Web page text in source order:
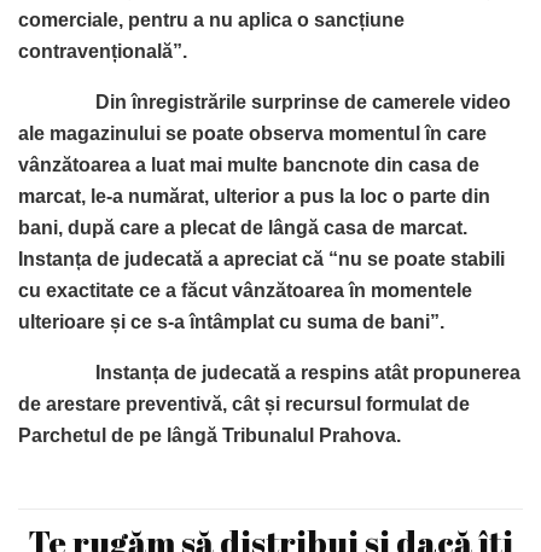
comerciale, pentru a nu aplica o sancțiune
contravențională”.
Din înregistrările surprinse de camerele video
ale magazinului se poate observa momentul în care
vânzătoarea a luat mai multe bancnote din casa de
marcat, le-a numărat, ulterior a pus la loc o parte din
bani, după care a plecat de lângă casa de marcat.
Instanța de judecată a apreciat că “nu se poate stabili
cu exactitate ce a făcut vânzătoarea în momentele
ulterioare și ce s-a întâmplat cu suma de bani”.
Instanța de judecată a respins atât propunerea
de arestare preventivă, cât și recursul formulat de
Parchetul de pe lângă Tribunalul Prahova.
Te rugăm să distribui și dacă îți